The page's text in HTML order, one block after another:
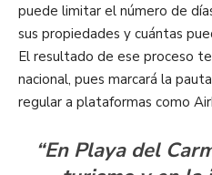
puede limitar el número de
sus propiedades y cuántas
El resultado de ese proceso
nacional, pues marcará la
regular a plataformas como
“En Playa del